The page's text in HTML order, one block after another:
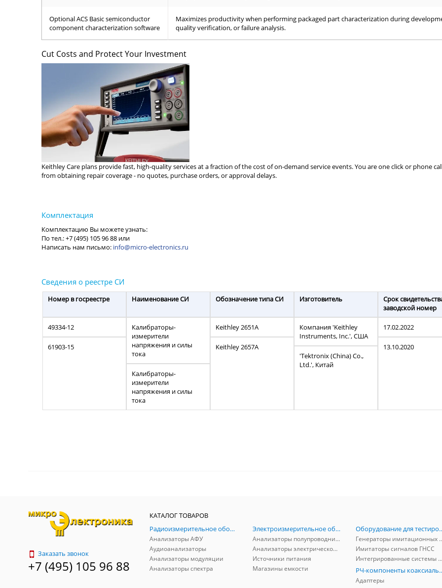
Optional ACS Basic semiconductor
component characterization software
Maximizes productivity when performing packaged part characterization during
quality verification, or failure analysis.
Cut Costs and Protect Your Investment
Keithley Care plans provide fast, high-quality services at a fraction of the cost of on-demand service events. You are one click or phone
from obtaining repair coverage - no quotes, purchase orders, or approval delays.
info@micro-electronics.ru
Номер в госреестре
49334-12
61903-15
Наименование СИ
Калибраторы-
измерители
напряжения и силы
тока
Калибраторы-
измерители
напряжения и силы
тока
Обозначение типа СИ
Keithley 2651A
Keithley 2657A
Изготовитель
Компания 'Keithley
Instruments, Inc.', США
'Tektronix (China) Co.,
Ltd.', Китай
Срок
заводской номер
17.02.2022
13.10.2020
Заказать звонок
+7 (495) 105 96 88
КАТАЛОГ ТОВАРОВ
Радиоизмерительное оборудование
Анализаторы АФУ
Аудиоанализаторы
Анализаторы модуляции
Анализаторы спектра
Электроизмерительное оборудование
Анализаторы полупроводников
Анализаторы электрической мощности
Источники питания
Магазины емкости
Оборудование
Генераторы
Имитаторы сигналов ГНСС
Интегрированные системы защиты от ГНСС-помех
РЧ-
Адаптеры